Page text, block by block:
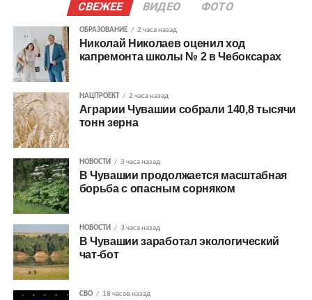
СВЕЖЕЕ ВИДЕО ФОТО
ОБРАЗОВАНИЕ 2 часа назад
Николай Николаев оценил ход
капремонта школы № 2 в Чебоксарах
НАЦПРОЕКТ 2 часа назад
Аграрии Чувашии собрали 140,8 тысячи
тонн зерна
НОВОСТИ 3 часа назад
В Чувашии продолжается масштабная
борьба с опасным сорняком
НОВОСТИ 3 часа назад
В Чувашии заработал экологический
чат-бот
СВО 18 часов назад